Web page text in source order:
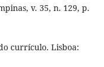
v. 35, n. 129, p.
currículo. Lisboa: